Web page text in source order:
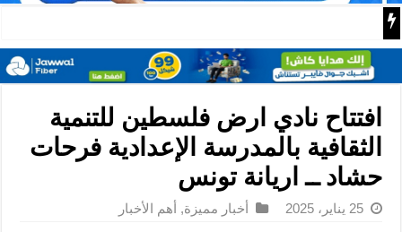
افتتاح نادي ارض فلسطين للتنمية
الثقافية بالمدرسة الإعدادية فرحات
حشاد ــ اريانة تونس
25 يناير، 2025 أخبار مميزة, أهم الأخبار